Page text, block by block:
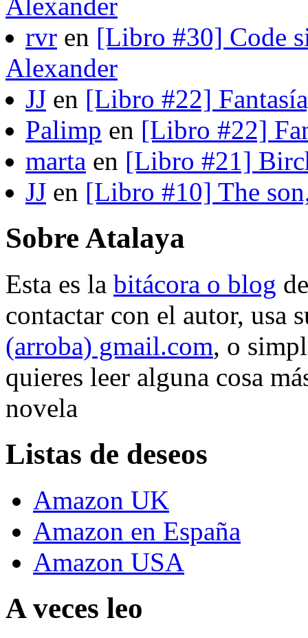
Alexander
rvr en [Libro #30] Code
Alexander
JJ en [Libro #22]
Palimp en [Libro #22]
marta en [Libro #21]
JJ en [Libro #10] The
Sobre Atalaya
Esta es la bitácora o blog
contactar con el autor, usa
(arroba) gmail.com, o
quieres leer alguna cosa
novela
Listas de deseos
Amazon UK
Amazon en España
Amazon USA
A veces leo